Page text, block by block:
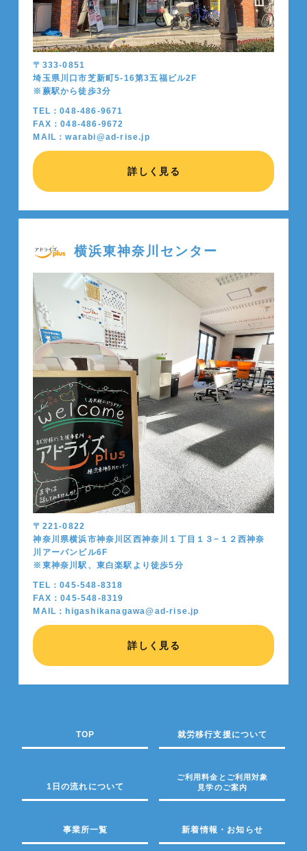
〒333-0851
埼玉県川口市芝新町5-16第3五福ビル2F
※蕨駅から徒歩3分
TEL：048-486-9671
FAX：048-486-9672
MAIL：warabi@ad-rise.jp
詳しく見る
横浜東神奈川センター
〒221-0822
神奈川県横浜市神奈川区西神奈川１丁目１３−１２西神奈
川アーバンビル6F
※東神奈川駅、東白楽駅より徒歩5分
TEL：045-548-8318
FAX：045-548-8319
MAIL：higashikanagawa@ad-rise.jp
詳しく見る
TOP 就労移行支援について
1日の流れについて
ご利用料金とご利用対象
見学のご案内
事業所一覧 新着情報・お知らせ